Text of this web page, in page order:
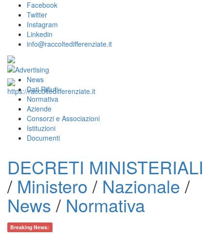
Facebook
Twitter
Instagram
Linkedin
info@raccoltedifferenziate.it
News
Dati Rifiuti
Normativa
Aziende
Consorzi e Associazioni
Istituzioni
Documenti
DECRETI MINISTERIALI
/ Ministero / Nazionale /
News / Normativa
Breaking News: